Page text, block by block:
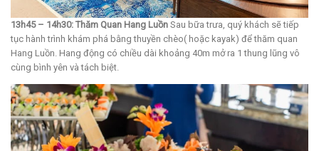
13h45 – 14h30: Thăm Quan Hang Luồn Sau bữa trưa, quý khách sẽ tiếp
tục hành trình khám phá bằng thuyền chèo( hoặc kayak) để thăm quan
Hang Luồn. Hang động có chiều dài khoảng 40m mở ra 1 thung lũng vô
cùng bình yên và tách biệt.